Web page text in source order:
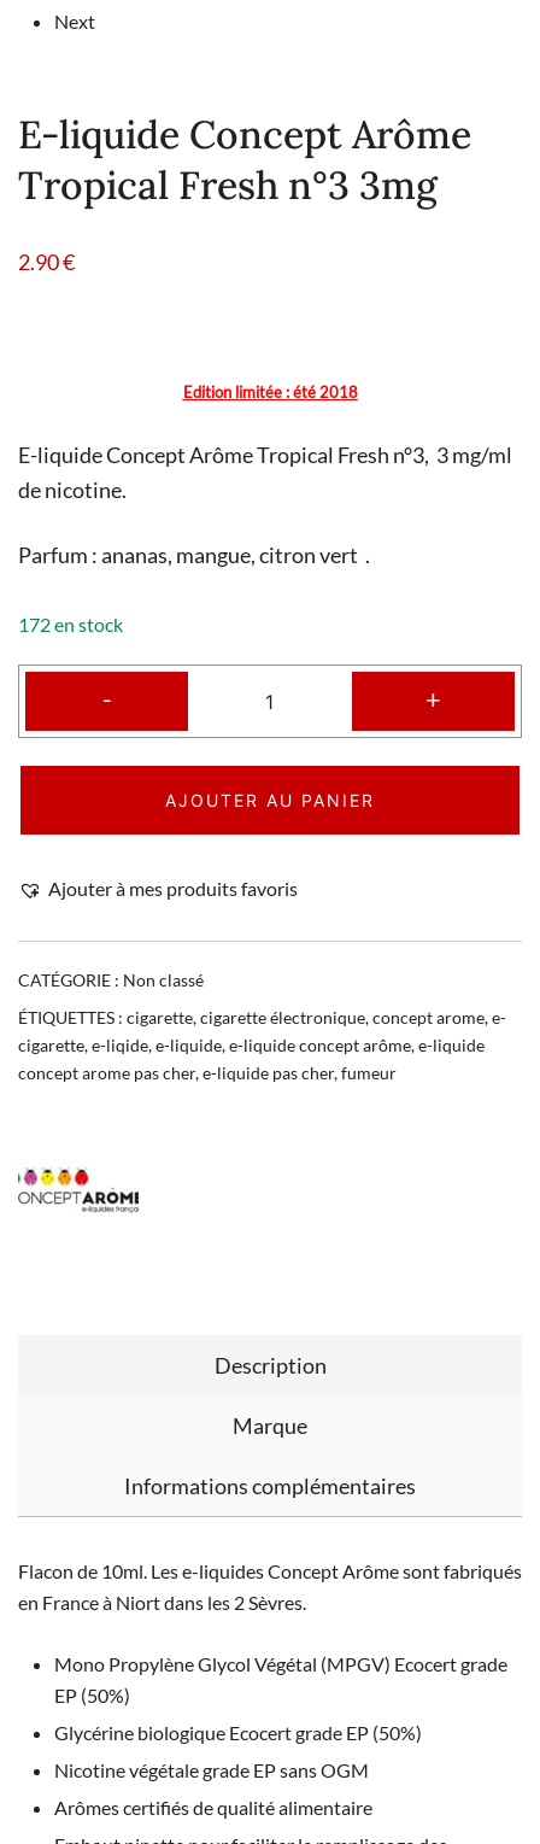
Next
E-liquide Concept Arôme
Tropical Fresh n°3 3mg
2.90€
Edition limitée : été 2018
E-liquide Concept Arôme Tropical Fresh n°3, 3 mg/ml
de nicotine.
Parfum : ananas, mangue, citron vert .
172 en stock
- +
AJOUTER AU PANIER
Ajouter à mes produits favoris
CATÉGORIE : Non classé
ÉTIQUETTES : cigarette,cigarette électronique,concept arome,e-
cigarette,e-liqide,e-liquide,e-liquide concept arôme,e-liquide
concept arome pas cher,e-liquide pas cher,fumeur
Description
Marque
Informations complémentaires
Flacon de 10ml. Les e-liquides Concept Arôme sont fabriqués
en France à Niort dans les 2 Sèvres.
Mono Propylène Glycol Végétal (MPGV) Ecocert grade
EP (50%)
Glycérine biologique Ecocert grade EP (50%)
Nicotine végétale grade EP sans OGM
Arômes certifiés de qualité alimentaire